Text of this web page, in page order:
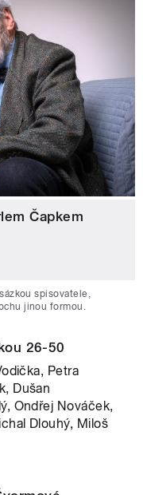
Čapkem
spisovatele,
jinou formou.
26-50
Petra
Dušan
Ondřej Nováček,
Dlouhý, Miloš